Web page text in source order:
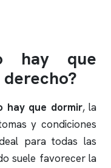
hay que
hay que dormir, la
y condiciones
para todas las
suele favorecer la